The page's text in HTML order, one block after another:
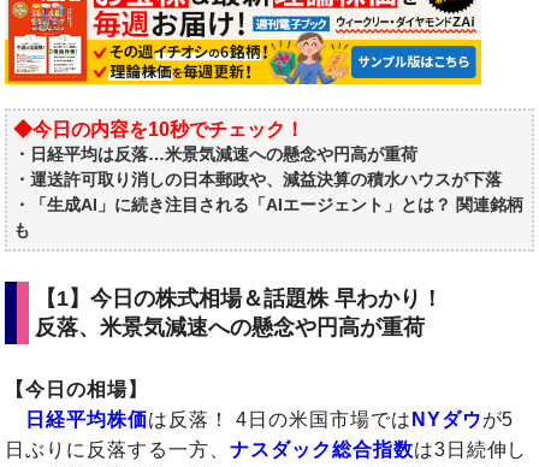
◆今日の内容を10秒でチェック！
・日経平均は反落…米景気減速への懸念や円高が重荷
・運送許可取り消しの日本郵政や、減益決算の積水ハウスが下落
・「生成AI」に続き注目される「AIエージェント」とは？ 関連銘柄
も
【1】今日の株式相場＆話題株 早わかり！
反落、米景気減速への懸念や円高が重荷
【今日の相場】
日経平均株価は反落！ 4日の米国市場では NYダウが5
日ぶりに反落する一方、ナスダック総合指数は3日続伸し